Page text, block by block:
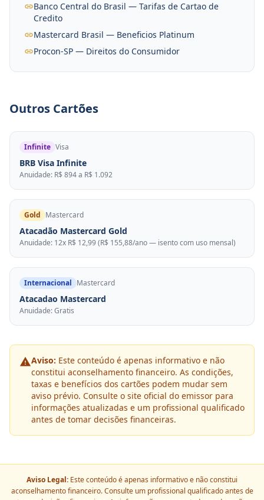
Banco Central do Brasil — Tarifas de Cartao de
Credito
Mastercard Brasil — Beneficios Platinum
Procon-SP — Direitos do Consumidor
Outros Cartões
Infinite Visa
BRB Visa Infinite
Anuidade: R$ 894 a R$ 1.092
Gold Mastercard
Atacadão Mastercard Gold
Anuidade: 12x R$ 12,99 (R$ 155,88/ano — isento com uso mensal)
Internacional Mastercard
Atacadao Mastercard
Anuidade: Gratis
Aviso: Este conteúdo é apenas informativo e não
constitui aconselhamento financeiro. As condições,
taxas e benefícios dos cartões podem mudar sem
aviso prévio. Consulte o site oficial do emissor para
informações atualizadas e um profissional qualificado
antes de tomar decisões financeiras.
Aviso Legal: Este conteúdo é apenas informativo e não constitui
aconselhamento financeiro. Consulte um profissional qualificado antes de